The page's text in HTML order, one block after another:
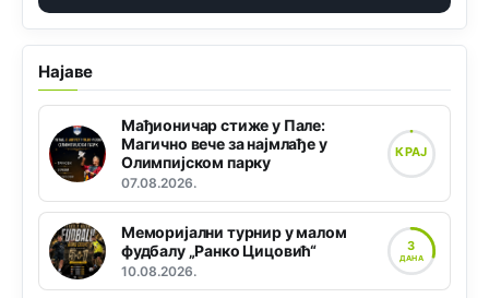
Најаве
Мађионичар стиже у Пале:
Магично вече за најмлађе у
Олимпијском парку
07.08.2026.
КРАЈ
Меморијални турнир у малом
фудбалу „Ранко Цицовић“
10.08.2026.
3
ДАНА